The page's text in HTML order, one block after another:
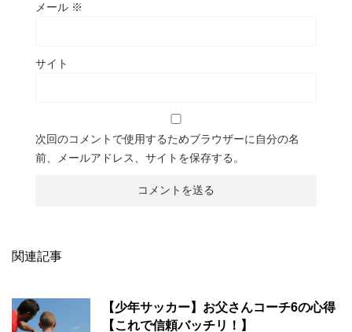
メール ※
サイト
次回のコメントで使用するためブラウザーに自分の名
前、メールアドレス、サイトを保存する。
関連記事
【少年サッカー】お父さんコーチ6の心得
【これで信頼バッチリ！】